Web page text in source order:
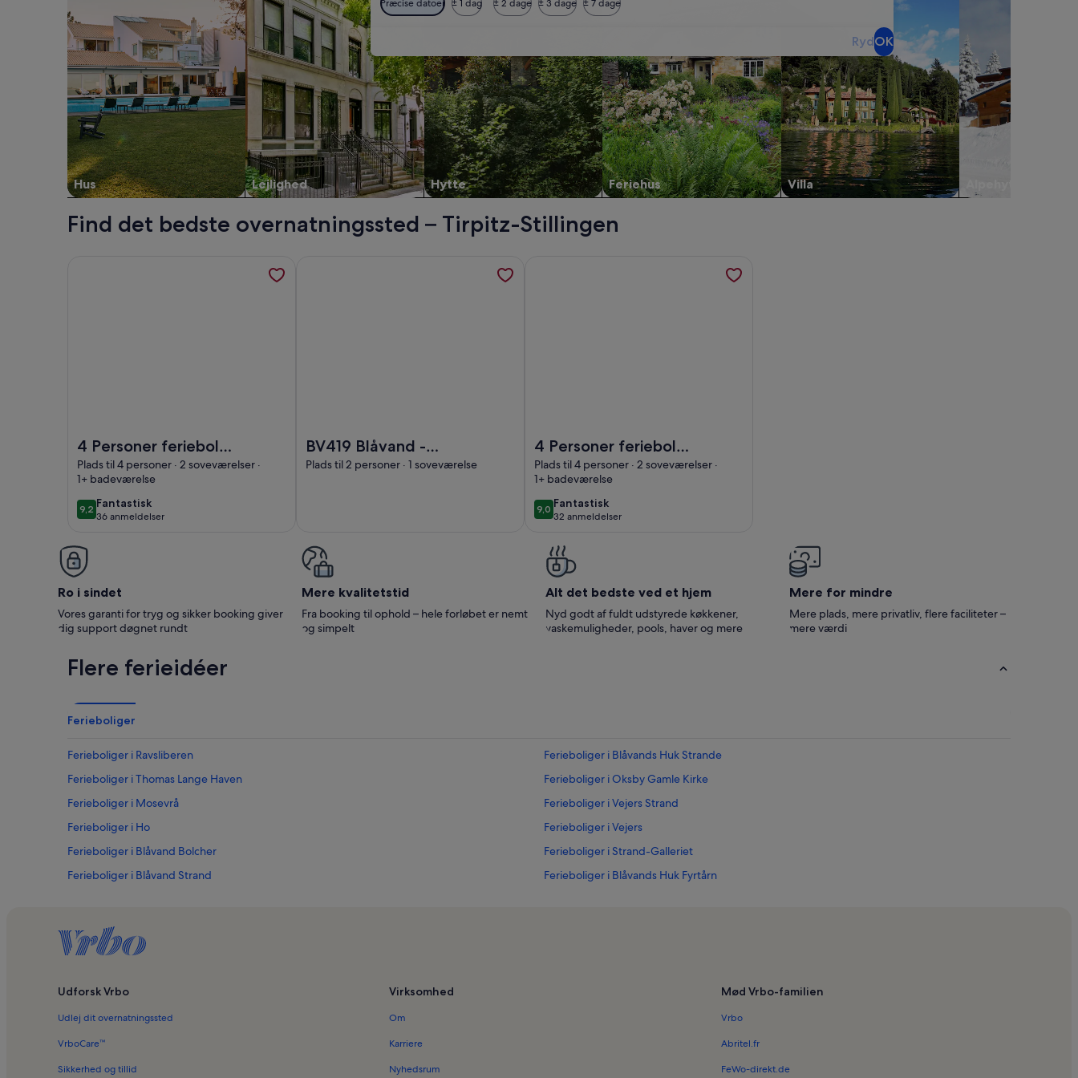
Præcise datoer ± 1 dag ± 2 dage ± 3 dage ± 7 dage
RydOK
Hus Lejlighed Hytte Feriehus Villa
Find det bedste overnatningssted – Tirpitz-Stillingen
4 Personer feriebolig
i Blåvand
Plads til 4 personer · 2 soveværelser ·
1+ badeværelse
9,29,2 ud af 10
Fantastisk
fantastisk
36 anmeldelser
(36
BV419 Blåvand -
Fyrvej 34
Plads til 2 personer · 1 soveværelse
4 Personer feriebolig
i Oksbøl
Plads til 4 personer · 2 soveværelser ·
1+ badeværelse
9,09,0 ud af 10
Fantastisk
fantastisk
32 anmeldelser
(32
Ro i sindet
Vores garanti for tryg og sikker booking giver
dig support døgnet rundt
Mere kvalitetstid
Fra booking til ophold – hele forløbet er nemt
og simpelt
Alt det bedste ved et hjem
Nyd godt af fuldt udstyrede køkkener,
vaskemuligheder, pools, haver og mere
Mere for mindre
Mere plads, mere privatliv, flere faciliteter –
mere værdi
Flere ferieidéer
Ferieboliger
Ferieboliger i Ravsliberen
Ferieboliger i Blåvands Huk Strande
Ferieboliger i Thomas Lange Haven
Ferieboliger i Oksby Gamle Kirke
Ferieboliger i Mosevrå
Ferieboliger i Vejers Strand
Ferieboliger i Ho
Ferieboliger i Vejers
Ferieboliger i Blåvand Bolcher
Ferieboliger i Strand-Galleriet
Ferieboliger i Blåvand Strand
Ferieboliger i Blåvands Huk Fyrtårn
Ferieboliger med pool i Blåvand Strand
Udforsk Vrbo
Udlej dit overnatningssted
VrboCare™
Sikkerhed og tillid
Virksomhed
Om
Karriere
Nyhedsrum
Mød Vrbo-familien
Vrbo
Abritel.fr
FeWo-direkt.de